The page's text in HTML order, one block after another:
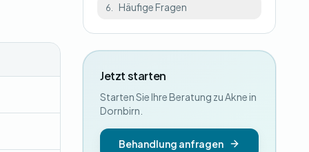
6. Häufige Fragen
Jetzt starten
Starten Sie Ihre Beratung zu Akne in
Dornbirn.
Behandlung anfragen